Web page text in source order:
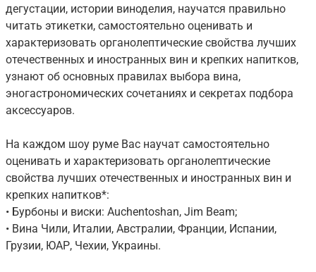
дегустации, истории виноделия, научатся правильно
читать этикетки, самостоятельно оценивать и
характеризовать органолептические свойства лучших
отечественных и иностранных вин и крепких напитков,
узнают об основных правилах выбора вина,
эногастрономических сочетаниях и секретах подбора
аксессуаров.
На каждом шоу руме Вас научат самостоятельно
оценивать и характеризовать органолептические
свойства лучших отечественных и иностранных вин и
крепких напитков*:
• Бурбоны и виски: Auchentoshan, Jim Beam;
• Вина Чили, Италии, Австралии, Франции, Испании,
Грузии, ЮАР, Чехии, Украины.